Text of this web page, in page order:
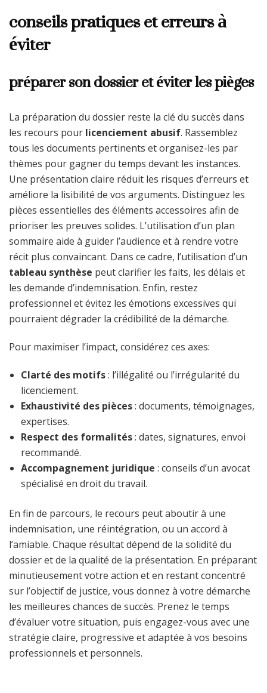
conseils pratiques et erreurs à
éviter
préparer son dossier et éviter les pièges
La préparation du dossier reste la clé du succès dans
les recours pour licenciement abusif. Rassemblez
tous les documents pertinents et organisez-les par
thèmes pour gagner du temps devant les instances.
Une présentation claire réduit les risques d’erreurs et
améliore la lisibilité de vos arguments. Distinguez les
pièces essentielles des éléments accessoires afin de
prioriser les preuves solides. L’utilisation d’un plan
sommaire aide à guider l’audience et à rendre votre
récit plus convaincant. Dans ce cadre, l’utilisation d’un
tableau synthèse peut clarifier les faits, les délais et
les demande d’indemnisation. Enfin, restez
professionnel et évitez les émotions excessives qui
pourraient dégrader la crédibilité de la démarche.
Pour maximiser l’impact, considérez ces axes:
Clarté des motifs: l’illégalité ou l’irrégularité du
licenciement.
Exhaustivité des pièces: documents, témoignages,
expertises.
Respect des formalités: dates, signatures, envoi
recommandé.
Accompagnement juridique : conseils d’un avocat
spécialisé en droit du travail.
En fin de parcours, le recours peut aboutir à une
indemnisation, une réintégration, ou un accord à
l’amiable. Chaque résultat dépend de la solidité du
dossier et de la qualité de la présentation. En préparant
minutieusement votre action et en restant concentré
sur l’objectif de justice, vous donnez à votre démarche
les meilleures chances de succès. Prenez le temps
d’évaluer votre situation, puis engagez-vous avec une
stratégie claire, progressive et adaptée à vos besoins
professionnels et personnels.